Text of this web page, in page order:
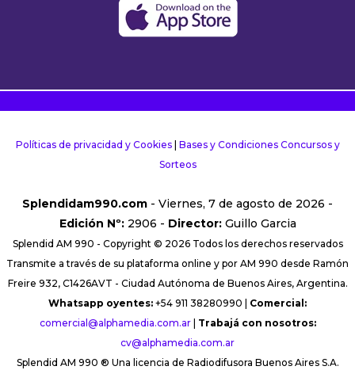
Políticas de privacidad y Cookies| Bases y Condiciones Concursos y
Sorteos
Splendidam990.com - Viernes, 7 de agosto de 2026 -
Edición Nº:2906 - Director:Guillo Garcia
Splendid AM 990 - Copyright © 2026 Todos los derechos reservados
Transmite a través de su plataforma online y por AM 990 desde Ramón
Freire 932, C1426AVT - Ciudad Autónoma de Buenos Aires, Argentina.
Whatsapp oyentes: +54 911 38280990 | Comercial:
comercial@alphamedia.com.ar| Trabajá con nosotros:
cv@alphamedia.com.ar
Splendid AM 990 ® Una licencia de Radiodifusora Buenos Aires S.A.